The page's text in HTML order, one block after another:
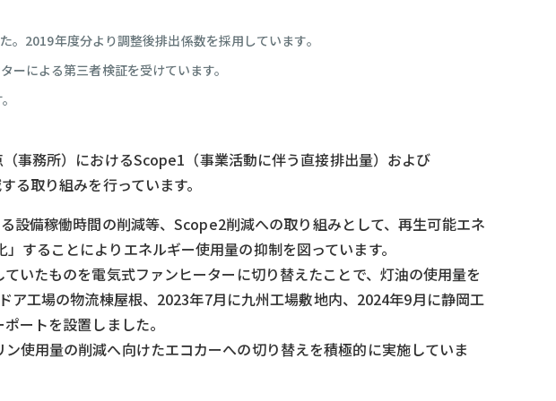
2019年度分より調整後排出係数を採用しています。
による第三者検証を受けています。
事務所）におけるScope1（事業活動に伴う直接排出量）および
取り組みを行っています。
備稼働時間の削減等、Scope2削減への取り組みとして、再生可能エネ
することによりエネルギー使用量の抑制を図っています。
いたものを電気式ファンヒーターに切り替えたことで、灯油の使用量を
工場の物流棟屋根、2023年7月に九州工場敷地内、2024年9月に静岡工
ートを設置しました。
使用量の削減へ向けたエコカーへの切り替えを積極的に実施していま